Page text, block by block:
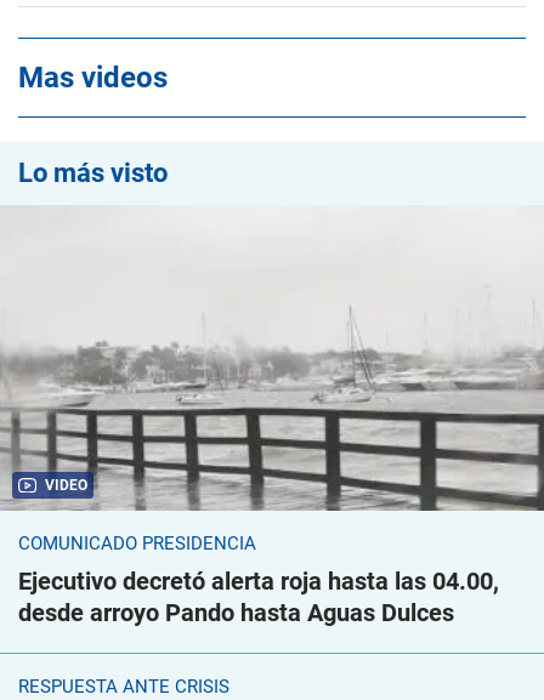
Mas videos
Lo más visto
VIDEO
COMUNICADO PRESIDENCIA
Ejecutivo decretó alerta roja hasta las 04.00,
desde arroyo Pando hasta Aguas Dulces
RESPUESTA ANTE CRISIS